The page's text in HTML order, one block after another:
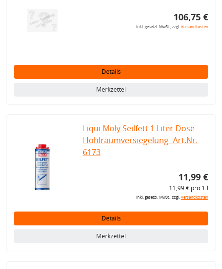
106,75 €
inkl. gesetzl. MwSt., zzgl.Versandkosten
Details
Merkzettel
Liqui Moly Seilfett 1 Liter Dose -
Hohlraumversiegelung -Art.Nr.
6173
11,99 €
11,99 € pro 1 l
inkl. gesetzl. MwSt., zzgl.Versandkosten
Details
Merkzettel